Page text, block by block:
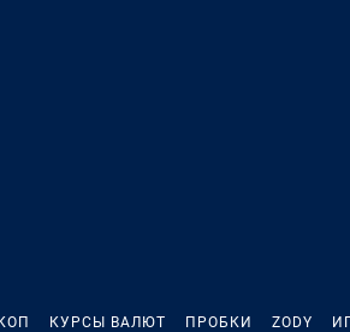
КУРСЫ ВАЛЮТ ПРОБКИ ZODY